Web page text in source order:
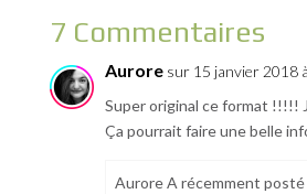
7 Commentaires
Aurore sur 15 janvier 2018
Super original ce format !!!!!
Ça pourrait faire une belle
Aurore A récemment posté